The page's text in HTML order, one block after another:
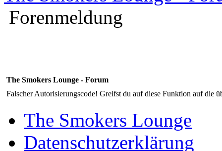
Forenmeldung
The Smokers Lounge - Forum
Falscher Autorisierungscode! Greifst du auf diese Funktion auf die
The Smokers Lounge
Datenschutzerklärung